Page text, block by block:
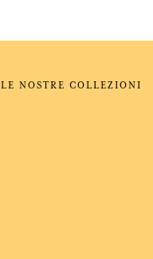
LE NOSTRE COLLEZIONI